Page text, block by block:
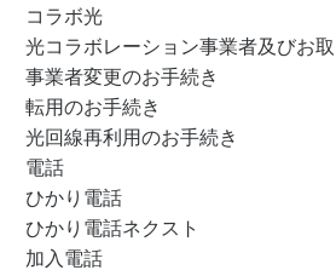
コラボ光
光コラボレーション事業者及びお
事業者変更のお手続き
転用のお手続き
光回線再利用のお手続き
電話
ひかり電話
ひかり電話ネクスト
加入電話